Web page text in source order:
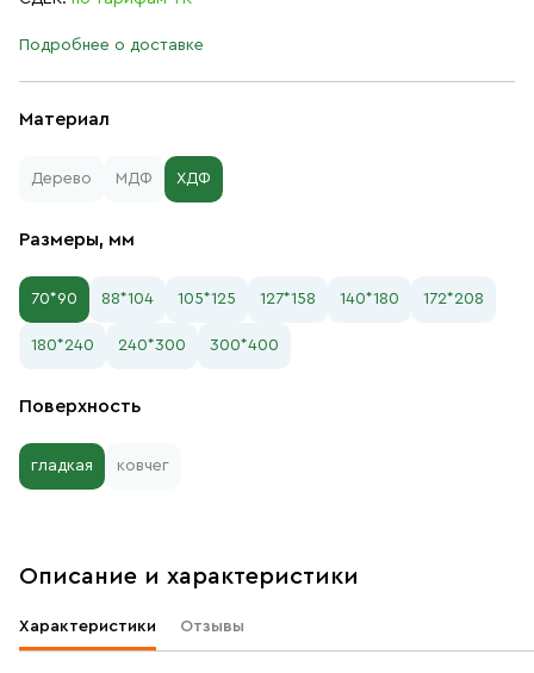
Материал
Дерево МДФ ХДФ
Размеры, мм
70*90 88*104 105*125 127*158 140*180 172*208
180*240 240*300 300*400
Поверхность
гладкая ковчег
Подробнее о доставке
Описание и характеристики
Характеристики Отзывы